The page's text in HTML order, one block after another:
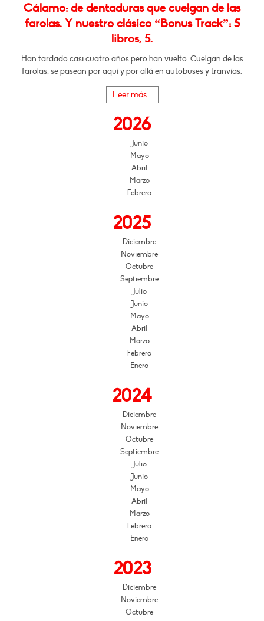
Cálamo: de dentaduras que cuelgan de las
farolas. Y nuestro clásico “Bonus Track”: 5
libros, 5.
Han tardado casi cuatro años pero han vuelto. Cuelgan de las
farolas, se pasean por aquí y por allá en autobuses y tranvías.
Leer más...
2026
Junio
Mayo
Abril
Marzo
Febrero
2025
Diciembre
Noviembre
Octubre
Septiembre
Julio
Junio
Mayo
Abril
Marzo
Febrero
Enero
2024
Diciembre
Noviembre
Octubre
Septiembre
Julio
Junio
Mayo
Abril
Marzo
Febrero
Enero
2023
Diciembre
Noviembre
Octubre